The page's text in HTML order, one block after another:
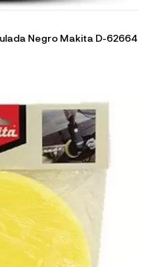
Negro Makita D-62664